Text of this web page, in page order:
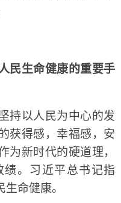
生命健康的重要手
以人民为中心的发
获得感，幸福感，安
为新时代的硬道理，
。习近平总书记指
命健康。